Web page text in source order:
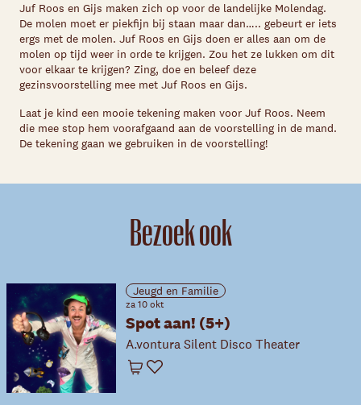
Juf Roos en Gijs maken zich op voor de landelijke Molendag.
De molen moet er piekfijn bij staan maar dan….. gebeurt er iets
ergs met de molen. Juf Roos en Gijs doen er alles aan om de
molen op tijd weer in orde te krijgen. Zou het ze lukken om dit
voor elkaar te krijgen? Zing, doe en beleef deze
gezinsvoorstelling mee met Juf Roos en Gijs.
Laat je kind een mooie tekening maken voor Juf Roos. Neem
die mee stop hem voorafgaand aan de voorstelling in de mand.
De tekening gaan we gebruiken in de voorstelling!
Bezoek ook
Jeugd en Familie
za 10 okt
Spot aan! (5+)
A.vontura Silent Disco Theater
Winkelwagen
Favoriet